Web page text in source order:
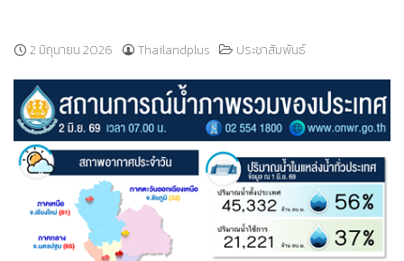
2 มิถุนายน 2026 Thailandplus ประชาสัมพันธ์